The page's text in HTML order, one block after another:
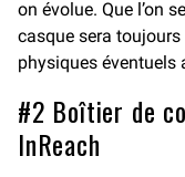
on évolue. Que l’on
casque sera
physiques éventuels
#2 Boîtier de
InReach